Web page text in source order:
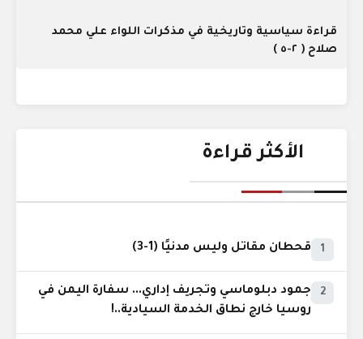
قراءة سياسية وتاريخية في مذكرات اللواء علي محمد
صلاح ( ٢-٥ )
الأكثر قراءة
1 قحطان مقاتل وليس مدنيًا (1-3)
2
جمود دبلوماسي وتجريف إداري... سفارة اليمن في
روسيا خارج نطاق الخدمة السيادية..!